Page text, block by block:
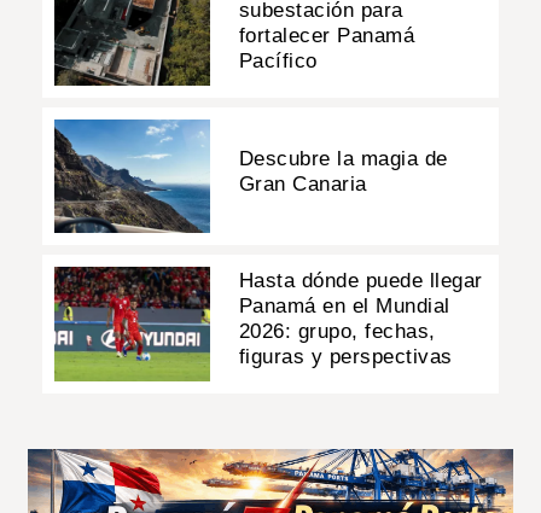
subestación para
fortalecer Panamá
Pacífico
Descubre la magia de
Gran Canaria
Hasta dónde puede llegar
Panamá en el Mundial
2026: grupo, fechas,
figuras y perspectivas